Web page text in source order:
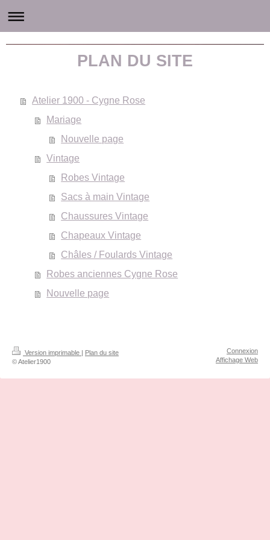
PLAN DU SITE
Atelier 1900 - Cygne Rose
Mariage
Nouvelle page
Vintage
Robes Vintage
Sacs à main Vintage
Chaussures Vintage
Chapeaux Vintage
Châles / Foulards Vintage
Robes anciennes Cygne Rose
Nouvelle page
Version imprimable
Plan du site
© Atelier1900
Connexion
Affichage Web